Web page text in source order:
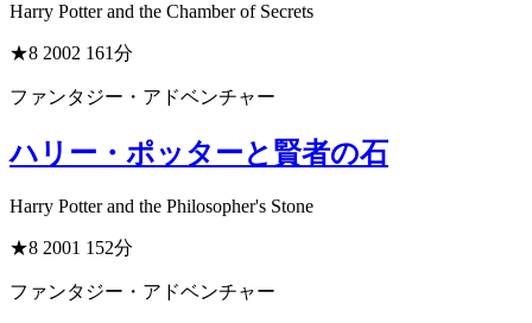
Harry Potter and the Chamber of Secrets
★8 2002 161分
ファンタジー・アドベンチャー
ハリー・ポッターと賢者の石
Harry Potter and the Philosopher's Stone
★8 2001 152分
ファンタジー・アドベンチャー